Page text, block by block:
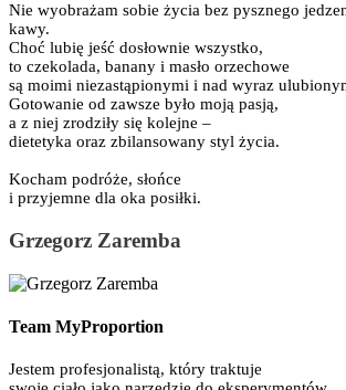
Nie wyobrażam sobie życia bez pysznego
kawy.
Choć lubię jeść dosłownie wszystko,
to czekolada, banany i masło orzechowe
są moimi niezastąpionymi i nad wyraz
Gotowanie od zawsze było moją pasją,
a z niej zrodziły się kolejne –
dietetyka oraz zbilansowany styl życia.
Kocham podróże, słońce
i przyjemne dla oka posiłki.
Grzegorz Zaremba
Team MyProportion
Jestem profesjonalistą, który traktuje